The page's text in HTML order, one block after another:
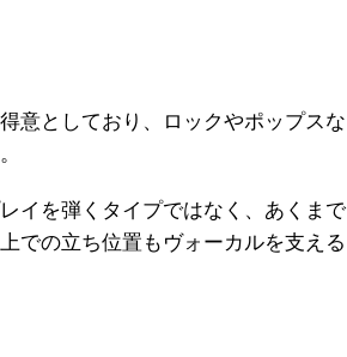
意としており、ロックやポップスな
イを弾くタイプではなく、あくまで
での立ち位置もヴォーカルを支える